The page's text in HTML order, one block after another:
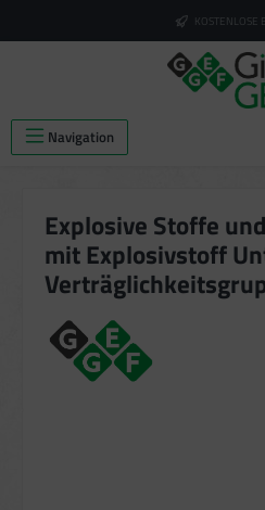
KOSTENLOSE
Navigation
Explosive Stoffe
mit Explosivstoff